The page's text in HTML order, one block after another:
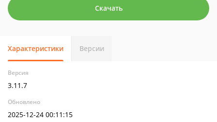
Скачать
Характеристики Версии
Версия
3.11.7
Обновлено
2025-12-24 00:11:15